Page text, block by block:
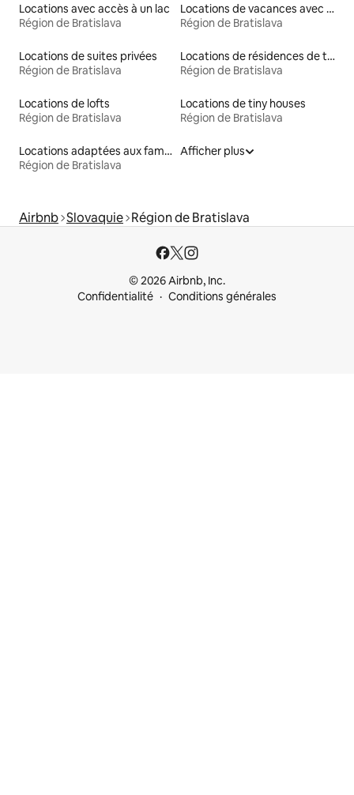
Locations avec accès à un lac
Région de Bratislava
Locations de vacances avec piscine
Région de Bratislava
Locations de suites privées
Région de Bratislava
Locations de résidences de tourisme
Région de Bratislava
Locations de lofts
Région de Bratislava
Locations de tiny houses
Région de Bratislava
Locations adaptées aux familles
Région de Bratislava
Afficher plus
Airbnb Slovaquie Région de Bratislava
© 2026 Airbnb, Inc.
Confidentialité
Conditions générales